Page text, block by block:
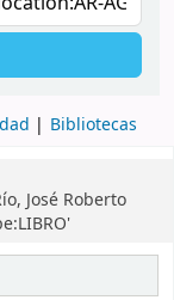
Bibliotecas
José Roberto